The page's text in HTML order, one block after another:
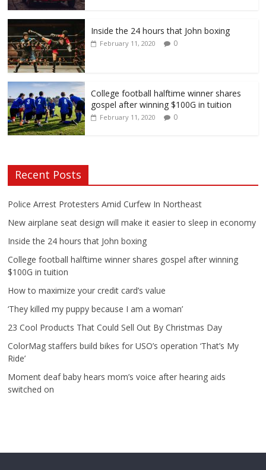
Inside the 24 hours that John boxing
February 11, 2020 0
College football halftime winner shares
gospel after winning $100G in tuition
February 11, 2020 0
Recent Posts
Police Arrest Protesters Amid Curfew In Northeast
New airplane seat design will make it easier to sleep in economy
Inside the 24 hours that John boxing
College football halftime winner shares gospel after winning
$100G in tuition
How to maximize your credit card’s value
‘They killed my puppy because I am a woman’
23 Cool Products That Could Sell Out By Christmas Day
ColorMag staffers build bikes for USO’s operation ‘That’s My
Ride’
Moment deaf baby hears mom’s voice after hearing aids
switched on